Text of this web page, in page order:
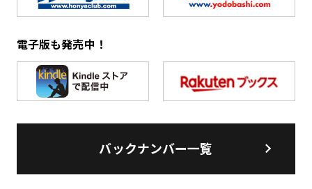
電子版も発売中！
バックナンバー一覧